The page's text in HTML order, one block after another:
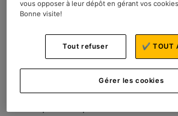
d’entre eux.
Le sèche-linge
condensation
Cetypede sèche-linge fonctionne en
vous opposer à leur dépôt en gérant vos
Bonne visite!
Gérer les cookies
Tout refuser ✔ TOUT